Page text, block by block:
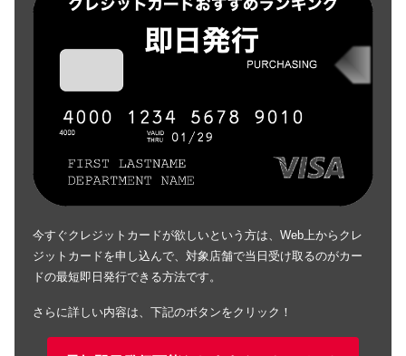
今すぐクレジットカードが欲しいという方は、Web上からクレ
ジットカードを申し込んで、対象店舗で当日受け取るのがカー
ドの最短即日発行できる方法です。
さらに詳しい内容は、下記のボタンをクリック！